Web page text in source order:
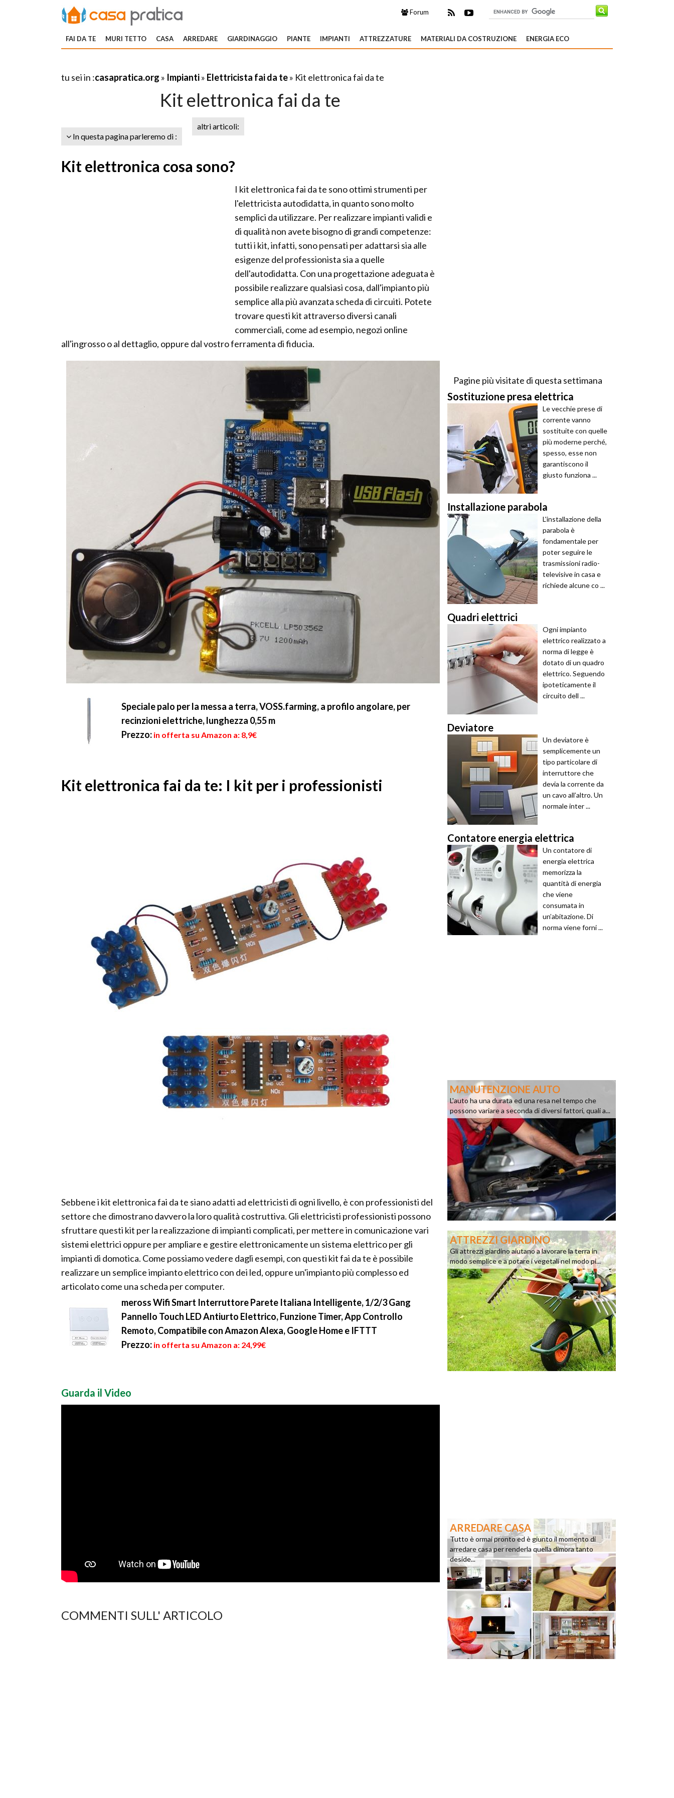
Forum
FAI DA TE MURI TETTO CASA ARREDARE GIARDINAGGIO PIANTE IMPIANTI ATTREZZATURE MATERIALI DA COSTRUZIONE ENERGIA ECO
tu sei in :casapratica.org » Impianti» Elettricista fai da te» Kit elettronica fai da te
Kit elettronica fai da te
In questa pagina parleremo di :
altri articoli:
Kit elettronica cosa sono?
I kit elettronica fai da te sono ottimi strumenti per
l'elettricista autodidatta, in quanto sono molto
semplici da utilizzare. Per realizzare impianti validi e
di qualità non avete bisogno di grandi competenze:
tutti i kit, infatti, sono pensati per adattarsi sia alle
esigenze del professionista sia a quelle
dell'autodidatta. Con una progettazione adeguata è
possibile realizzare qualsiasi cosa, dall'impianto più
semplice alla più avanzata scheda di circuiti. Potete
trovare questi kit attraverso diversi canali
commerciali, come ad esempio, negozi online
all'ingrosso o al dettaglio, oppure dal vostro ferramenta di fiducia.
Speciale palo per la messa a terra, VOSS.farming, a profilo angolare, per
recinzioni elettriche, lunghezza 0,55 m
Prezzo: in offerta su Amazon a: 8,9€
Kit elettronica fai da te: I kit per i professionisti
Sebbene i kit elettronica fai da te siano adatti ad elettricisti di ogni livello, è con professionisti del
settore che dimostrano davvero la loro qualità costruttiva. Gli elettricisti professionisti possono
sfruttare questi kit per la realizzazione di impianti complicati, per mettere in comunicazione vari
sistemi elettrici oppure per ampliare e gestire elettronicamente un sistema elettrico per gli
impianti di domotica. Come possiamo vedere dagli esempi, con questi kit fai da te è possibile
realizzare un semplice impianto elettrico con dei led, oppure un'impianto più complesso ed
articolato come una scheda per computer.
meross Wifi Smart Interruttore Parete Italiana Intelligente, 1/2/3 Gang
Pannello Touch LED Antiurto Elettrico, Funzione Timer, App Controllo
Remoto, Compatibile con Amazon Alexa, Google Home e IFTTT
Prezzo: in offerta su Amazon a: 24,99€
Guarda il Video
COMMENTI SULL' ARTICOLO
Pagine più visitate di questa settimana
Sostituzione presa elettrica
Le vecchie prese di
corrente vanno
sostituite con quelle
più moderne perché,
spesso, esse non
garantiscono il
giusto funziona ...
Installazione parabola
L'installazione della
parabola è
fondamentale per
poter seguire le
trasmissioni radio-
televisive in casa e
richiede alcune co ...
Quadri elettrici
Ogni impianto
elettrico realizzato a
norma di legge è
dotato di un quadro
elettrico. Seguendo
ipoteticamente il
circuito dell ...
Deviatore
Un deviatore è
semplicemente un
tipo particolare di
interruttore che
devia la corrente da
un cavo all’altro. Un
normale inter ...
Contatore energia elettrica
Un contatore di
energia elettrica
memorizza la
quantità di energia
che viene
consumata in
un’abitazione. Di
norma viene forni ...
MANUTENZIONE AUTO
L'auto ha una durata ed una resa nel tempo che
possono variare a seconda di diversi fattori, quali a...
ATTREZZI GIARDINO
Gli attrezzi giardino aiutano a lavorare la terra in
modo semplice e a potare i vegetali nel modo pi...
ARREDARE CASA
Tutto è ormai pronto ed è giunto il momento di
arredare casa per renderla quella dimora tanto
deside...